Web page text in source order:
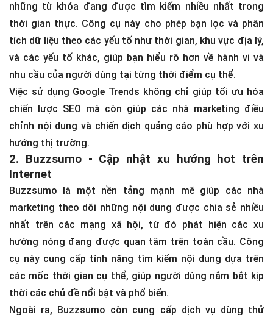
những từ khóa đang được tìm kiếm nhiều nhất trong
thời gian thực. Công cụ này cho phép bạn lọc và phân
tích dữ liệu theo các yếu tố như thời gian, khu vực địa lý,
và các yếu tố khác, giúp bạn hiểu rõ hơn về hành vi và
nhu cầu của người dùng tại từng thời điểm cụ thể.
Việc sử dụng Google Trends không chỉ giúp tối ưu hóa
chiến lược SEO mà còn giúp các nhà marketing điều
chỉnh nội dung và chiến dịch quảng cáo phù hợp với xu
hướng thị trường.
2. Buzzsumo - Cập nhật xu hướng hot trên
Internet
Buzzsumo là một nền tảng mạnh mẽ giúp các nhà
marketing theo dõi những nội dung được chia sẻ nhiều
nhất trên các mạng xã hội, từ đó phát hiện các xu
hướng nóng đang được quan tâm trên toàn cầu. Công
cụ này cung cấp tính năng tìm kiếm nội dung dựa trên
các mốc thời gian cụ thể, giúp người dùng nắm bắt kịp
thời các chủ đề nổi bật và phổ biến.
Ngoài ra, Buzzsumo còn cung cấp dịch vụ dùng thử